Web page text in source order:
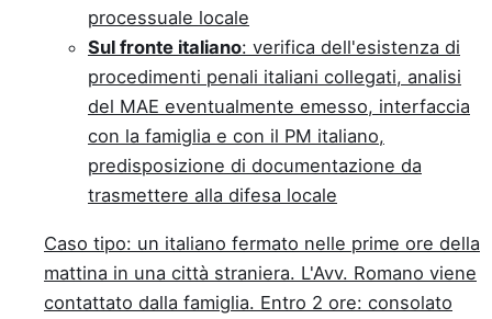
processuale locale
Sul fronte italiano: verifica dell'esistenza di
procedimenti penali italiani collegati, analisi
del MAE eventualmente emesso, interfaccia
con la famiglia e con il PM italiano,
predisposizione di documentazione da
trasmettere alla difesa locale
Caso tipo: un italiano fermato nelle prime ore della
mattina in una città straniera. L'Avv. Romano viene
contattato dalla famiglia. Entro 2 ore: consolato